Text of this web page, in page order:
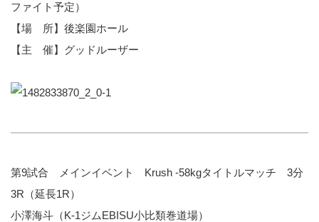
ファイト予定）
【場 所】後楽園ホール
【主 催】グッドルーザー
第9試合 メインイベント Krush -58kgタイトルマッチ 3分
3R（延長1R）
小澤海斗（K-1ジムEBISU小比類巻道場）